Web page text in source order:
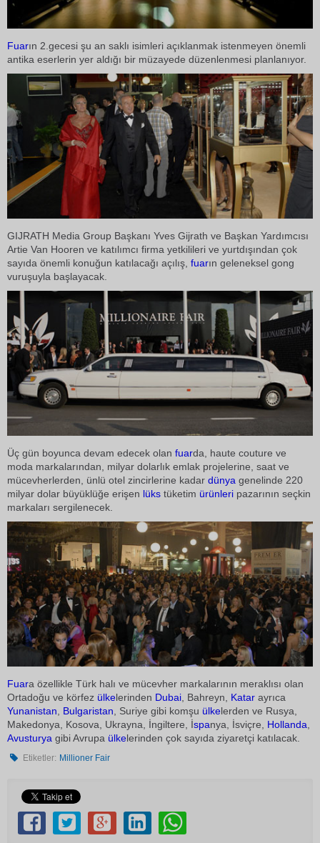
Fuarın 2.gecesi şu an saklı isimleri açıklanmak istenmeyen önemli
antika eserlerin yer aldığı bir müzayede düzenlenmesi planlanıyor.
GIJRATH Media Group Başkanı Yves Gijrath ve Başkan Yardımcısı
Artie Van Hooren ve katılımcı firma yetkilileri ve yurtdışından çok
sayıda önemli konuğun katılacağı açılış, fuarın geleneksel gong
vuruşuyla başlayacak.
Üç gün boyunca devam edecek olan fuarda, haute couture ve
moda markalarından, milyar dolarlık emlak projelerine, saat ve
mücevherlerden, ünlü otel zincirlerine kadar dünya genelinde 220
milyar dolar büyüklüğe erişen lüks tüketim ürünleri pazarının seçkin
markaları sergilenecek.
Fuara özellikle Türk halı ve mücevher markalarının meraklısı olan
Ortadoğu ve körfez ülkelerinden Dubai , Bahreyn, Katar ayrıca
Yunanistan
Bulgaristan , Suriye gibi komşu ülkelerden ve Rusya,
Makedonya, Kosova, Ukrayna, İngiltere, İspanya, İsviçre, Hollanda
Avusturya gibi Avrupa ülkelerinden çok sayıda ziyaretçi katılacak.
Etiketler: Millioner Fair